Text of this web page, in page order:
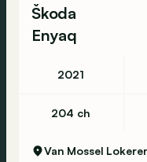
Škoda
Enyaq
2021
204 ch